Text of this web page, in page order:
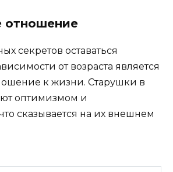
отношение
секретов оставаться
от возраста является
к жизни. Старушки в
оптимизмом и
сказывается на их внешнем